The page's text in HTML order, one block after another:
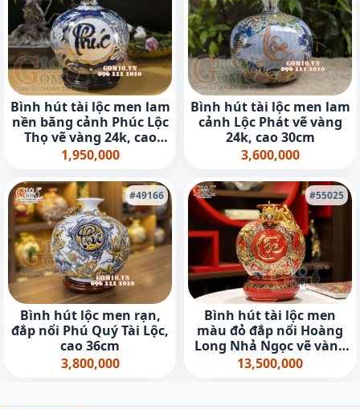
Bình hút tài lộc men lam
nền băng cảnh Phúc Lộc
Thọ vẽ vàng 24k, cao
22cm
1,950,000
Bình hút tài lộc men lam
cảnh Lộc Phát vẽ vàng
24k, cao 30cm
3,600,000
#49166
Bình hút lộc men rạn,
đắp nổi Phú Quý Tài Lộc,
cao 36cm
3,800,000
#55025
Bình hút tài lộc men
màu đỏ đắp nổi Hoàng
Long Nhả Ngọc vẽ vàng
24k, cao 35cm
13,500,000